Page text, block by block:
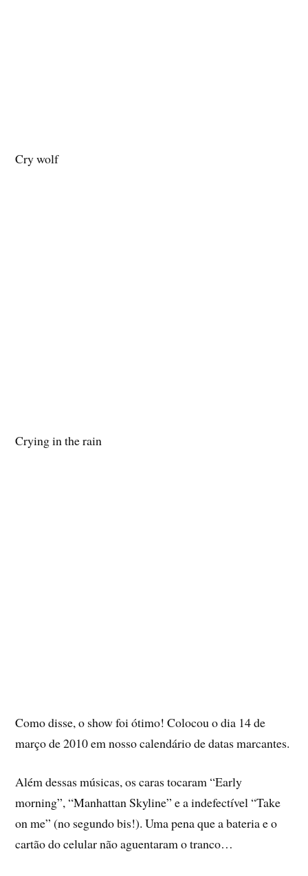
Cry wolf
Crying in the rain
Como disse, o show foi ótimo! Colocou o dia 14 de
março de 2010 em nosso calendário de datas marcantes.
Além dessas músicas, os caras tocaram “Early
morning”, “Manhattan Skyline” e a indefectí­vel “Take
on me” (no segundo bis!). Uma pena que a bateria e o
cartão do celular não aguentaram o tranco…